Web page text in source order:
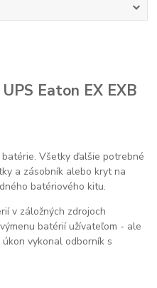
Eaton EX EXB
Všetky ďalšie potrebné
a zásobník alebo kryt na
batériového kitu.
v záložných zdrojoch
batérií užívateľom - ale
vykonal odborník s